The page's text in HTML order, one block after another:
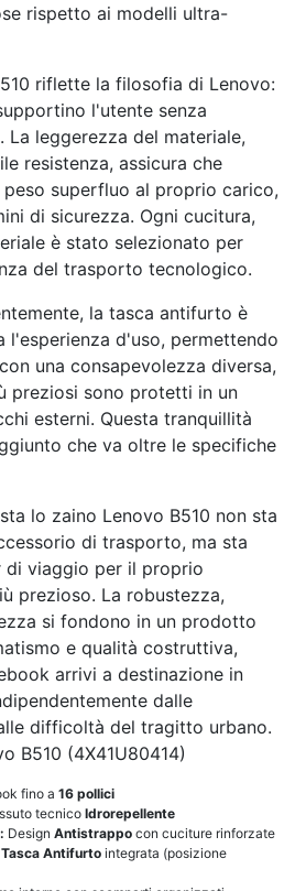
rispetto ai modelli ultra-
riflette la filosofia di Lenovo:
l'utente senza
leggerezza del materiale,
resistenza, assicura che
superfluo al proprio carico,
di sicurezza. Ogni cucitura,
è stato selezionato per
del trasporto tecnologico.
la tasca antifurto è
l'esperienza d'uso, permettendo
una consapevolezza diversa,
preziosi sono protetti in un
esterni. Questa tranquillità
che va oltre le specifiche
lo zaino Lenovo B510 non sta
di trasporto, ma sta
di viaggio per il proprio
prezioso. La robustezza,
si fondono in un prodotto
e qualità costruttiva,
arrivi a destinazione in
dalle
difficoltà del tragitto urbano.
B510 (4X41U80414)
fino a 16 pollici
tecnicoIdrorepellente
Design Antistrappo con cuciture rinforzate
Tasca Antifurto integrata (posizione